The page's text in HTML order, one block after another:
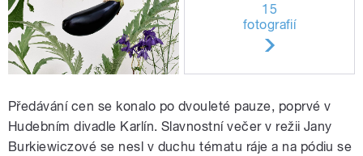
15
fotografií
Předávání cen se konalo po dvouleté pauze, poprvé v
Hudebním divadle Karlín. Slavnostní večer v režii Jany
Burkiewiczové se nesl v duchu tématu ráje a na pódiu se